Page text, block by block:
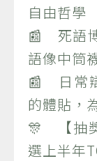
自由哲學
📰 死語
語像中筒
📰 日常
的體貼，
🎊 【抽
選上半年